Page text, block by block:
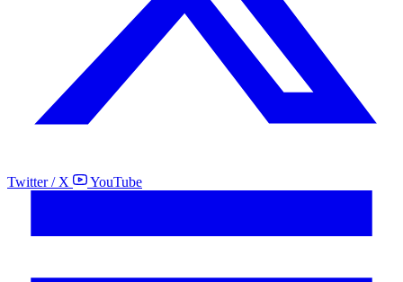
Twitter / X YouTube